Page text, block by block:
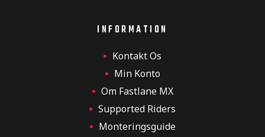
INFORMATION
Kontakt Os
Min Konto
Om Fastlane MX
Supported Riders
Monteringsguide